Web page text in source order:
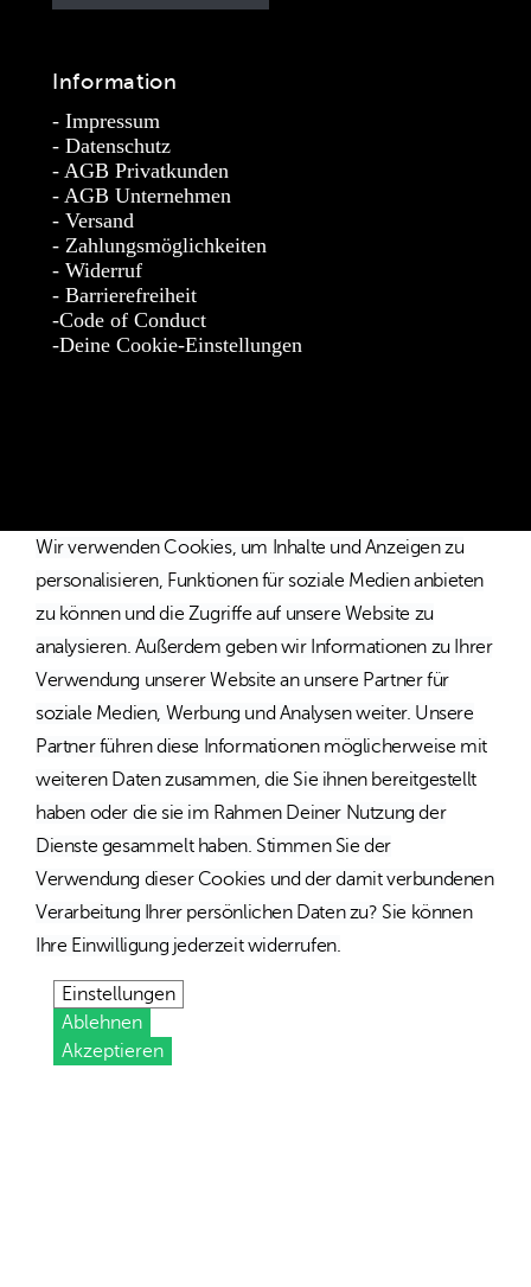
Information
Impressum
Datenschutz
AGB Privatkunden
AGB Unternehmen
Versand
Zahlungsmöglichkeiten
Widerruf
Barrierefreiheit
Code of Conduct
Deine Cookie-Einstellungen
Wir verwenden Cookies, um Inhalte und Anzeigen zu
personalisieren, Funktionen für soziale Medien anbieten
zu können und die Zugriffe auf unsere Website zu
analysieren. Außerdem geben wir Informationen zu Ihrer
Verwendung unserer Website an unsere Partner für
soziale Medien, Werbung und Analysen weiter. Unsere
Partner führen diese Informationen möglicherweise mit
weiteren Daten zusammen, die Sie ihnen bereitgestellt
haben oder die sie im Rahmen Deiner Nutzung der
Dienste gesammelt haben. Stimmen Sie der
Verwendung dieser Cookies und der damit verbundenen
Verarbeitung Ihrer persönlichen Daten zu? Sie können
Ihre Einwilligung jederzeit widerrufen.
Einstellungen
Ablehnen
Akzeptieren